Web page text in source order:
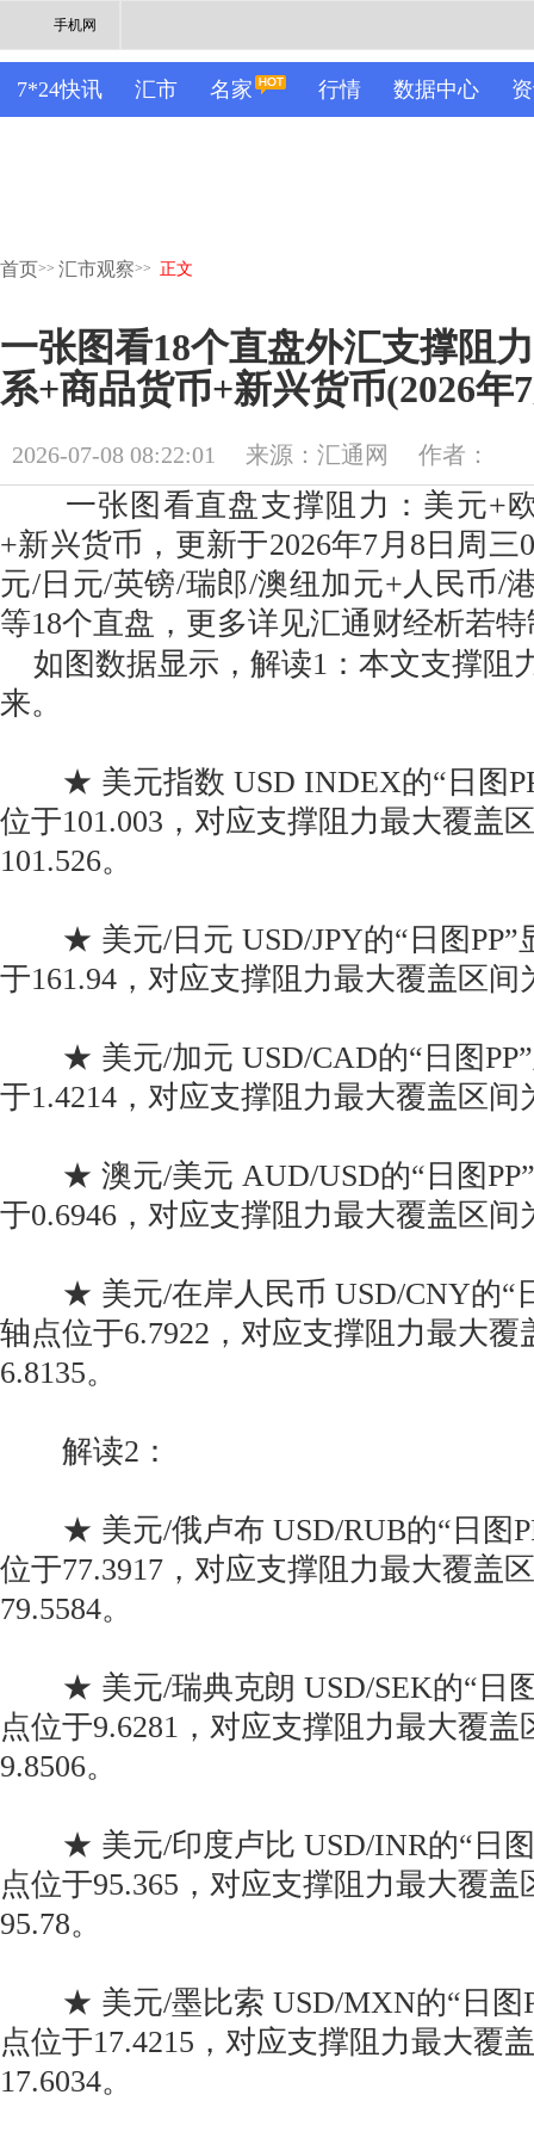
手机网
7*24快讯 汇市 名家 行情 数据中心
首页>> 汇市观察>> 正文
一张图看18个直盘外汇支撑阻
系+商品货币+新兴货币(2026年
2026-07-08 08:22:01 来源：汇通网 作者：
一张图看直盘支撑阻力：美元+
+新兴货币，更新于2026年7月8日周三
元/日元/英镑/瑞郎/澳纽加元+人民币/
等18个直盘，更多详见汇通财经析若
如图数据显示，解读1：本文支撑阻
来。
★ 美元指数 USD INDEX的“日图
位于101.003，对应支撑阻力最大覆盖
101.526。
★ 美元/日元 USD/JPY的“日图PP”
于161.94，对应支撑阻力最大覆盖区间
★ 美元/加元 USD/CAD的“日图PP”
于1.4214，对应支撑阻力最大覆盖区间
★ 澳元/美元 AUD/USD的“日图PP”
于0.6946，对应支撑阻力最大覆盖区间
★ 美元/在岸人民币 USD/CNY的“
轴点位于6.7922，对应支撑阻力最大覆
6.8135。
解读2：
★ 美元/俄卢布 USD/RUB的“日图
位于77.3917，对应支撑阻力最大覆盖
79.5584。
★ 美元/瑞典克朗 USD/SEK的“日图
点位于9.6281，对应支撑阻力最大覆盖
9.8506。
★ 美元/印度卢比 USD/INR的“日图
点位于95.365，对应支撑阻力最大覆盖
95.78。
★ 美元/墨比索 USD/MXN的“日图
点位于17.4215，对应支撑阻力最大覆
17.6034。